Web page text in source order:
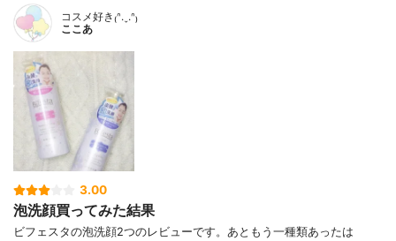
コスメ好き₍ᐢ.ˬ.ᐢ₎
ここあ
3.00
泡洗顔買ってみた結果
ビフェスタの泡洗顔2つのレビューです。あともう一種類あったは